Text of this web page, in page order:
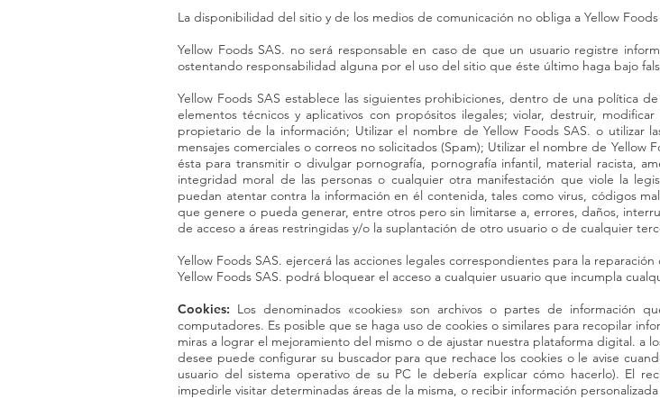
La disponibilidad del sitio y de los medios de comunicación no obliga a Yellow
Yellow Foods SAS. no será responsable en caso de que un usuario registre
ostentando responsabilidad alguna por el uso del sitio que éste último haga bajo
Yellow Foods SAS establece las siguientes prohibiciones, dentro de una política
elementos técnicos y aplicativos con propósitos ilegales; violar, destruir,
propietario de la información; Utilizar el nombre de Yellow Foods SAS. o utilizar
mensajes comerciales o correos no solicitados (Spam); Utilizar el nombre de Yellow
ésta para transmitir o divulgar pornografía, pornografía infantil, material racista,
integridad moral de las personas o cualquier otra manifestación que viole la
puedan atentar contra la información en él contenida, tales como virus, códigos
que genere o pueda generar, entre otros pero sin limitarse a, errores, daños,
de acceso a áreas restringidas y/o la suplantación de otro usuario o de cualquier
Yellow Foods SAS. ejercerá las acciones legales correspondientes para la
Yellow Foods SAS. podrá bloquear el acceso a cualquier usuario que incumpla
Cookies: Los denominados «cookies» son archivos o partes de información
computadores. Es posible que se haga uso de cookies o similares para recopilar
miras a lograr el mejoramiento del mismo o de ajustar nuestra plataforma digital. a
desee puede configurar su buscador para que rechace los cookies o le avise
usuario del sistema operativo de su PC le debería explicar cómo hacerlo). El
impedirle visitar determinadas áreas de la misma, o recibir información